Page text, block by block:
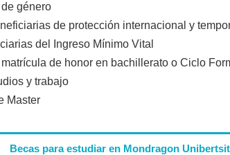
género
de protección internacional y
del Ingreso Mínimo Vital
de honor en bachillerato o Ciclo
y trabajo
Master
Becas para estudiar en Mondragon